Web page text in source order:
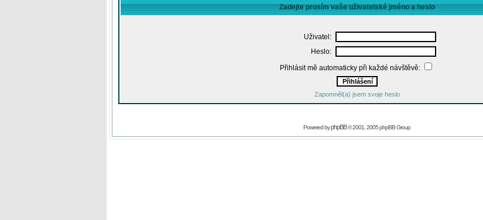
Zadejte prosím vaše uživatelské jméno a heslo
Uživatel:
Heslo:
Přihlásit mě automaticky při každé návštěvě:
Zapomněl(a) jsem svoje heslo
Powered byphpBB© 2001, 2005 phpBB Group